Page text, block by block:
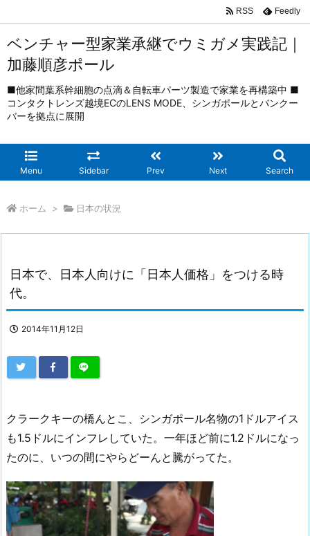
ベンチャー型家業承継でウミガメ実践記｜
加藤順彦ポール
■他家間葉系幹細胞の点滴＆自転車パーツ製造で家業を再構築中 ■
コンタクトレンズ越境ECのLENS MODE、シンガポールとバンクー
バーを拠点に展開
Menu Sidebar Prev Next Search
RSS Feedly
ホーム > 日本の状況
日本で、日本人向けに「日本人価格」をつける時
代。
2014年11月12日
クラークキーの橋んとこ、シンガポール名物の1ドルアイス
も1.5ドルにインフレしていた。一年ほど前に1.2ドルになっ
たのに、いつの間にやらどーんと騰がってた。